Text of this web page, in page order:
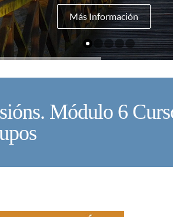
Más Información
Módulo 6